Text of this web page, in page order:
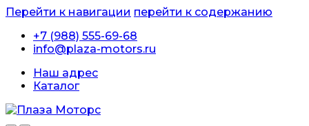
Перейти к навигации перейти к содержанию
+7 (988) 555-69-68
info@plaza-motors.ru
Наш адрес
Каталог